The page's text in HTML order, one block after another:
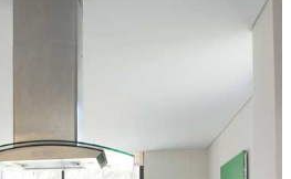
de la mano de un paisaje
natural.